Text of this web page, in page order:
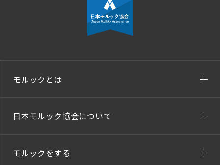
モルックとは
日本モルック協会について
モルックをする